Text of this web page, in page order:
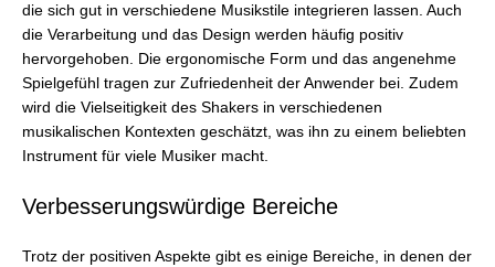
die sich gut in verschiedene Musikstile integrieren lassen. Auch
die Verarbeitung und das Design werden häufig positiv
hervorgehoben. Die ergonomische Form und das angenehme
Spielgefühl tragen zur Zufriedenheit der Anwender bei. Zudem
wird die Vielseitigkeit des Shakers in verschiedenen
musikalischen Kontexten geschätzt, was ihn zu einem beliebten
Instrument für viele Musiker macht.
Verbesserungswürdige Bereiche
Trotz der positiven Aspekte gibt es einige Bereiche, in denen der